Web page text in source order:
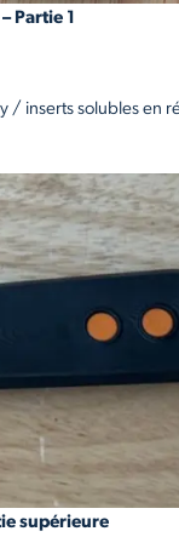
Partie 1
/ inserts solubles en
supérieure